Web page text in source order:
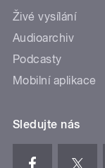
Živé vysílání
Audioarchiv
Podcasty
Mobilní aplikace
Sledujte nás